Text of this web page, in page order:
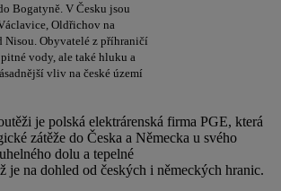
Bogatyně. V Česku jsou
Oldřichov na
Nisou. Obyvatelé z příhraničí
vody, ale také hluku a
vliv na české území
je polská elektrárenská firma PGE, která
zátěže do Česka a Německa u svého
dolu a tepelné
je na dohled od českých i německých hranic.